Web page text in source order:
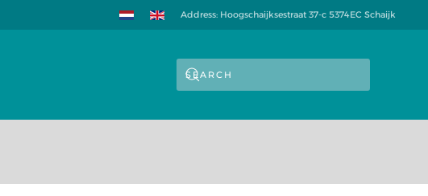
Address: Hoogschaijksestraat 37-c 5374EC Schaijk